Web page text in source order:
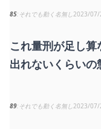
85 それでも動く名無し 2023/07/
これ量刑が足し算
出れないくらいの
89 それでも動く名無し 2023/07/